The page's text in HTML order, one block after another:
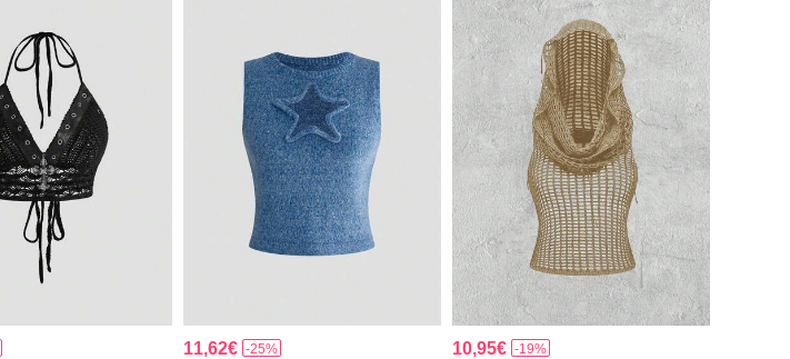
11,62€ -25% 10,95€ -19%